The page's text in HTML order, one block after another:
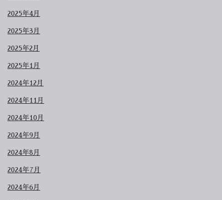
2025年4月
2025年3月
2025年2月
2025年1月
2024年12月
2024年11月
2024年10月
2024年9月
2024年8月
2024年7月
2024年6月